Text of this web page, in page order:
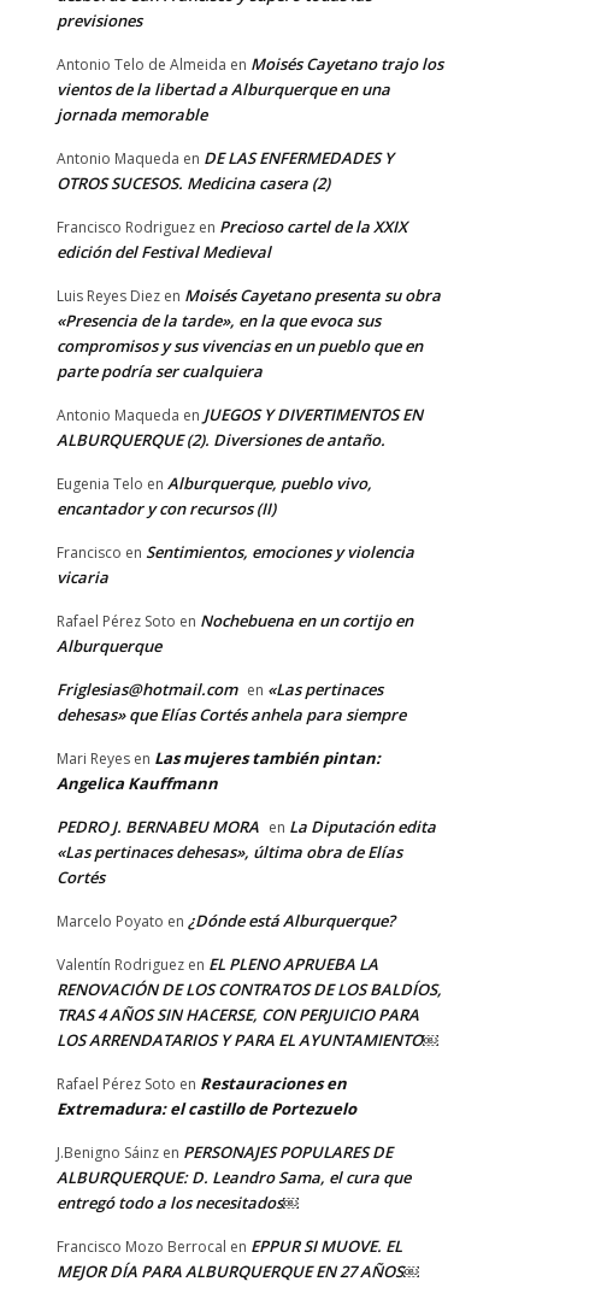
previsiones
Antonio Telo de Almeida en Moisés Cayetano trajo los
vientos de la libertad a Alburquerque en una
jornada memorable
Antonio Maqueda en DE LAS ENFERMEDADES Y
OTROS SUCESOS. Medicina casera (2)
Francisco Rodriguez en Precioso cartel de la XXIX
edición del Festival Medieval
Luis Reyes Diez en Moisés Cayetano presenta su obra
«Presencia de la tarde», en la que evoca sus
compromisos y sus vivencias en un pueblo que en
parte podría ser cualquiera
Antonio Maqueda en JUEGOS Y DIVERTIMENTOS EN
ALBURQUERQUE (2). Diversiones de antaño.
Eugenia Telo en Alburquerque, pueblo vivo,
encantador y con recursos (II)
Francisco en Sentimientos, emociones y violencia
vicaria
Rafael Pérez Soto en Nochebuena en un cortijo en
Alburquerque
Friglesias@hotmail.com en «Las pertinaces
dehesas» que Elías Cortés anhela para siempre
Mari Reyes en Las mujeres también pintan:
Angelica Kauffmann
PEDRO J. BERNABEU MORA en La Diputación edita
«Las pertinaces dehesas», última obra de Elías
Cortés
Marcelo Poyato en ¿Dónde está Alburquerque?
Valentín Rodriguez en EL PLENO APRUEBA LA
RENOVACIÓN DE LOS CONTRATOS DE LOS BALDÍOS,
TRAS 4 AÑOS SIN HACERSE, CON PERJUICIO PARA
LOS ARRENDATARIOS Y PARA EL AYUNTAMIENTO￼
Rafael Pérez Soto en Restauraciones en
Extremadura: el castillo de Portezuelo
J.Benigno Sáinz en PERSONAJES POPULARES DE
ALBURQUERQUE: D. Leandro Sama, el cura que
entregó todo a los necesitados￼
Francisco Mozo Berrocal en EPPUR SI MUOVE. EL
MEJOR DÍA PARA ALBURQUERQUE EN 27 AÑOS￼